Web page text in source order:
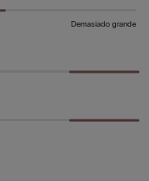
Demasiado grande